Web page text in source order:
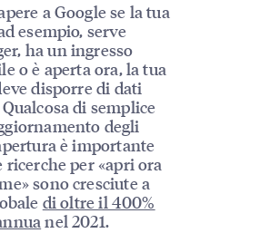
a Google se la tua
esempio, serve
ha un ingresso
o è aperta ora, la tua
disporre di dati
di semplice
degli
è importante
ricerche per «apri ora
sono cresciute a
di oltre il 400%
nel 2021.